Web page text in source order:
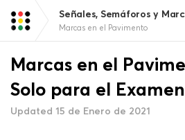
Señales, Semáforos y
Marcas en el Pavimento
Marcas en el
Solo para el
Updated 15 de Enero de 2021